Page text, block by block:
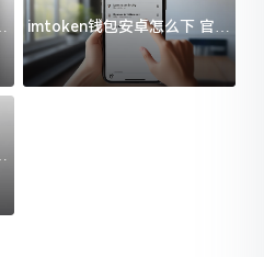
imtoken钱包安卓怎么下 官方
渠道避坑指南